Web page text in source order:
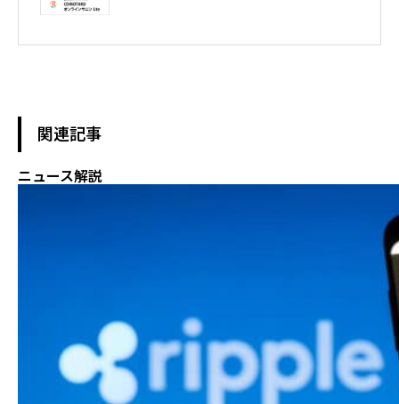
テレビ東京WBS出演　テレビ東京モーニングサテライト出演
他各メディア取材、出演
関連記事
ニュース解説